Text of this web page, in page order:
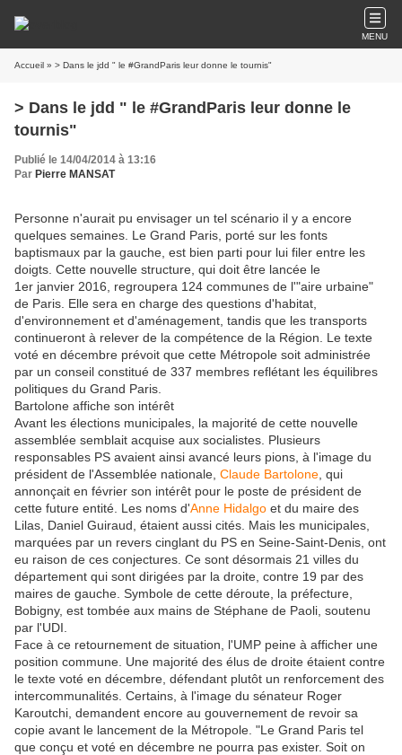
MENU
Accueil » > Dans le jdd " le #GrandParis leur donne le tournis"
> Dans le jdd " le #GrandParis leur donne le
tournis"
Publié le 14/04/2014 à 13:16
Par Pierre MANSAT
Personne n'aurait pu envisager un tel scénario il y a encore
quelques semaines. Le Grand Paris, porté sur les fonts
baptismaux par la gauche, est bien parti pour lui filer entre les
doigts. Cette nouvelle structure, qui doit être lancée le
1er janvier 2016, regroupera 124 communes de l'"aire urbaine"
de Paris. Elle sera en charge des questions d'habitat,
d'environnement et d'aménagement, tandis que les transports
continueront à relever de la compétence de la Région. Le texte
voté en décembre prévoit que cette Métropole soit administrée
par un conseil constitué de 337 membres reflétant les équilibres
politiques du Grand Paris.
Bartolone affiche son intérêt
Avant les élections municipales, la majorité de cette nouvelle
assemblée semblait acquise aux socialistes. Plusieurs
responsables PS avaient ainsi avancé leurs pions, à l'image du
président de l'Assemblée nationale, Claude Bartolone , qui
annonçait en février son intérêt pour le poste de président de
cette future entité. Les noms d'Anne Hidalgo et du maire des
Lilas, Daniel Guiraud, étaient aussi cités. Mais les municipales,
marquées par un revers cinglant du PS en Seine-Saint-Denis, ont
eu raison de ces conjectures. Ce sont désormais 21 villes du
département qui sont dirigées par la droite, contre 19 par des
maires de gauche. Symbole de cette déroute, la préfecture,
Bobigny, est tombée aux mains de Stéphane de Paoli, soutenu
par l'UDI.
Face à ce retournement de situation, l'UMP peine à afficher une
position commune. Une majorité des élus de droite étaient contre
le texte voté en décembre, défendant plutôt un renforcement des
intercommunalités. Certains, à l'image du sénateur Roger
Karoutchi, demandent encore au gouvernement de revoir sa
copie avant le lancement de la Métropole. "Le Grand Paris tel
que conçu et voté en décembre ne pourra pas exister. Soit on